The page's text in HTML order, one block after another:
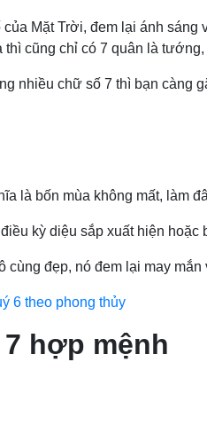
Mặt Trời, đem lại ánh
cũng chỉ có 7 quân là tướng,
nhiều chữ số 7 thì bạn càng
là bốn mùa không mất, làm
kỳ diệu sắp xuất hiện
cùng đẹp, nó đem lại may
6 theo phong thủy
hợp mệnh